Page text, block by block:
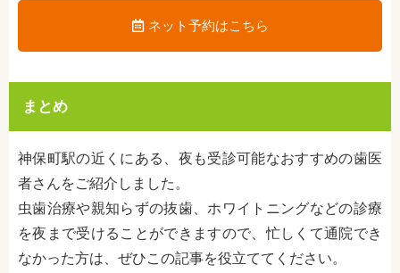
ネット予約はこちら
まとめ
神保町駅の近くにある、夜も受診可能なおすすめの歯医
者さんをご紹介しました。
虫歯治療や親知らずの抜歯、ホワイトニングなどの診療
を夜まで受けることができますので、忙しくて通院でき
なかった方は、ぜひこの記事を役立ててください。